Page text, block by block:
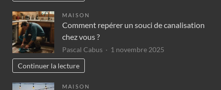
MAISON
Comment repérer un souci de canalisation
chez vous ?
Pascal Cabus
1 novembre 2025
Continuer la lecture
MAISON